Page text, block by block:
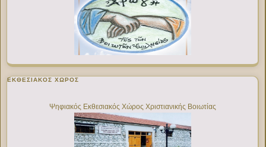
ΕΚΘΕΣΙΑΚΌΣ ΧΏΡΟΣ
Ψηφιακός Εκθεσιακός Χώρος Χριστιανικής Βοιωτίας